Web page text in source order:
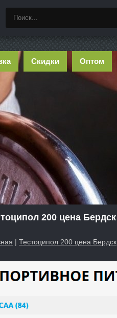
Скидки Оптом
200 цена Бердск
| Тестоципол 200 цена Бердск